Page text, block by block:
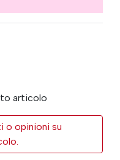
articolo
o opinioni su